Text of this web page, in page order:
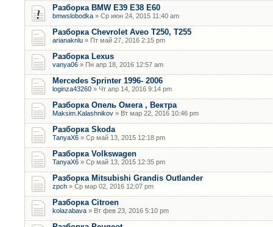
Разборка BMW E39 E38 E60
bmwslobodka » Ср июн 24, 2015 11:40 am
Разборка Chevrolet Aveo T250, T255
arianaknlu » Пт май 27, 2016 2:15 pm
Разборка Lexus
vanya06 » Пн апр 18, 2016 12:57 am
Mercedes Sprinter 1996- 2006
loginza43260 » Чт апр 14, 2016 9:14 pm
Разборка Опель Омега , Вектра
Maksim.Kalashnikov » Вт мар 22, 2016 10:46 pm
Разборка Skoda
TanyaX6 » Ср май 13, 2015 12:18 pm
Разборка Volkswagen
TanyaX6 » Ср май 13, 2015 12:35 pm
Разборка Mitsubishi Grandis Outlander
zpch » Ср мар 02, 2016 12:07 pm
Разборка Citroen
kolazabava » Вт фев 23, 2016 5:10 pm